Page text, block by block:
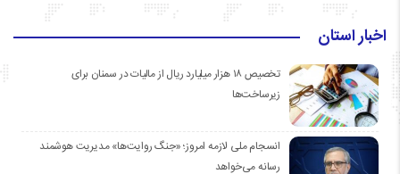
اخبار استان
تخصیص ۱۸ هزار میلیارد ریال از مالیات در سمنان برای
زیرساخت‌ها
انسجام ملی لازمه امروز؛ «جنگ روایت‌ها» مدیریت هوشمند
رسانه می‌خواهد